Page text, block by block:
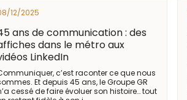
12/2025
ans de communication : des
dans le métro aux
LinkedIn
c’est raconter ce que nous
Et depuis 45 ans, le Groupe GR
cessé de faire évoluer son histoire… tout